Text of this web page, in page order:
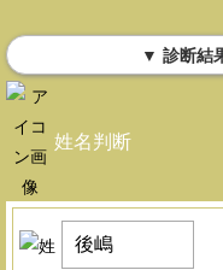
▼ 診断結
姓名判断